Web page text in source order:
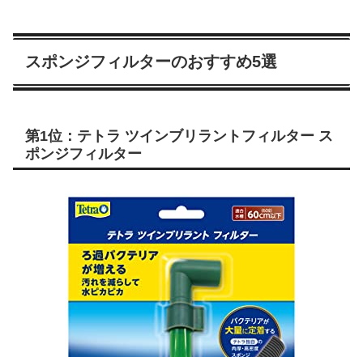
スポンジフィルターのおすすめ5選
第1位：テトラ ツインブリラントフィルター ス
ポンジフィルター